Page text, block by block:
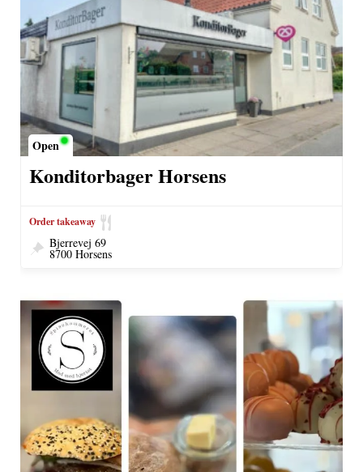
Open
Konditorbager Horsens
Order takeaway
Bjerrevej 69
8700 Horsens